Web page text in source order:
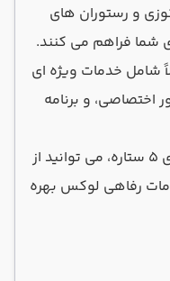
و رستوران های
شما فراهم می کنند.
شامل خدمات ویژه ای
اختصاصی، و برنامه
در هتل های 5 ستاره، می توانید از
رفاهی لوکس بهره